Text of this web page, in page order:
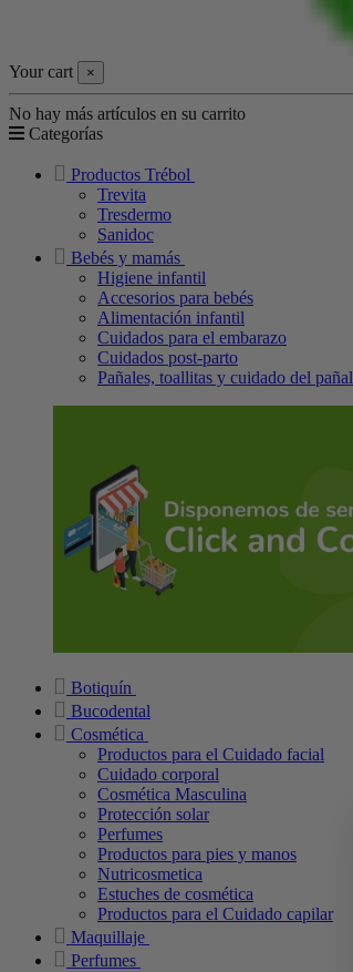
Your cart ×
No hay más artículos en su carrito
Categorías
Productos Trébol
Trevita
Tresdermo
Sanidoc
Bebés y mamás
Higiene infantil
Accesorios para bebés
Alimentación infantil
Cuidados para el embarazo
Cuidados post-parto
Pañales, toallitas y cuidado del pañal
Botiquín
Bucodental
Cosmética
Productos para el Cuidado facial
Cuidado corporal
Cosmética Masculina
Protección solar
Perfumes
Productos para pies y manos
Nutricosmetica
Estuches de cosmética
Productos para el Cuidado capilar
Maquillaje
Perfumes